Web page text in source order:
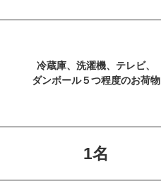
冷蔵庫、洗濯機、テレビ、
ダンボール５つ程度のお荷物
1名